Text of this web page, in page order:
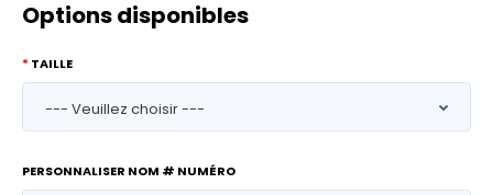
Options disponibles
TAILLE
PERSONNALISER NOM # NUMÉRO